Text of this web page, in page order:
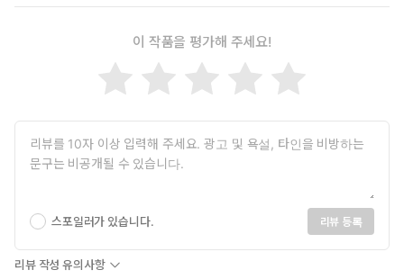
이 작품을 평가해 주세요!
스포일러가 있습니다. 리뷰 등록
리뷰 작성 유의사항